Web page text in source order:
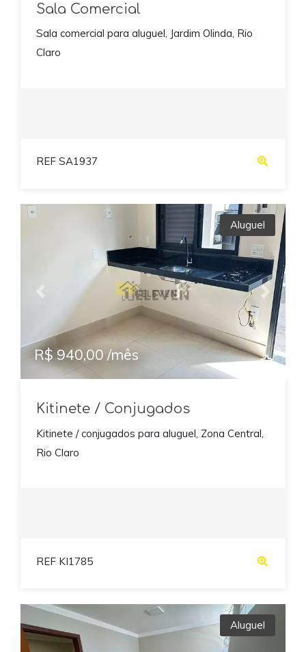
Sala Comercial
Sala comercial para aluguel, Jardim Olinda, Rio
Claro
REF SA1937
Previous Next
Aluguel
R$ 940,00 /mês
Kitinete / Conjugados
Kitinete / conjugados para aluguel, Zona Central,
Rio Claro
REF KI1785
Aluguel